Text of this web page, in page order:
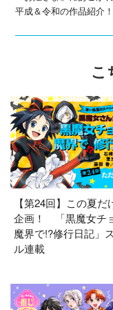
平成＆令和の作品紹介！
こ
【第24回】この夏だ
企画！ 「黒魔女チ
魔界で!?修行日記」
ル連載